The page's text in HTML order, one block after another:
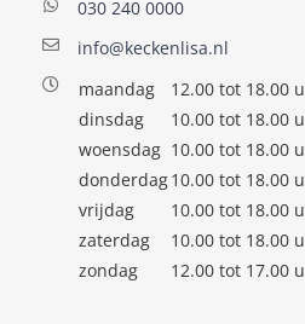
030 240 0000
info@keckenlisa.nl
maandag
12.00 tot 18.00 u
dinsdag
10.00 tot 18.00 u
woensdag 10.00 tot 18.00 u
donderdag10.00 tot 18.00 u
vrijdag
10.00 tot 18.00 u
zaterdag
10.00 tot 18.00 u
zondag
12.00 tot 17.00 u